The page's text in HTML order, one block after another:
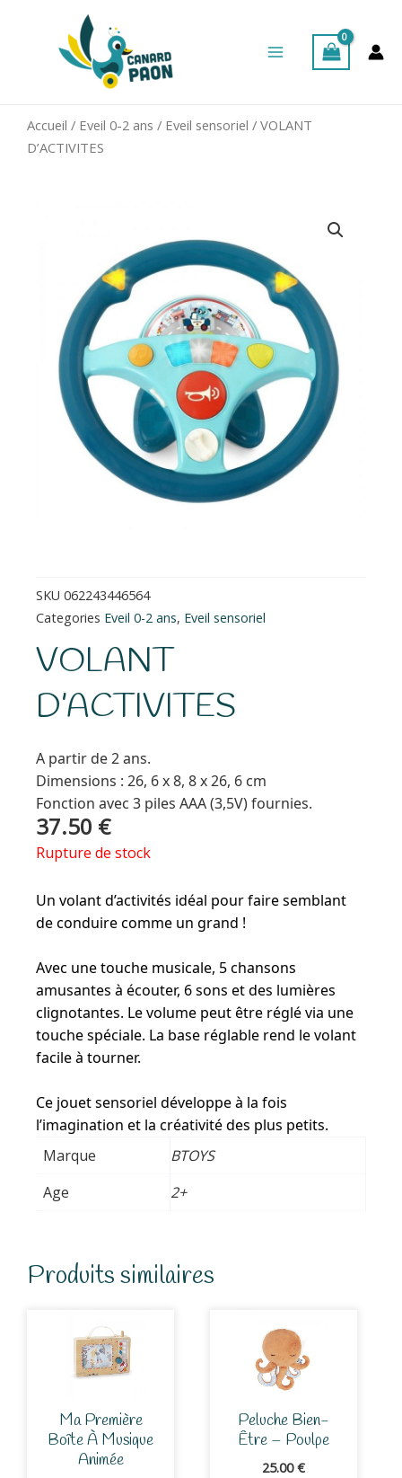
Menu
Accueil / Eveil 0-2 ans / Eveil sensoriel / VOLANT
D’ACTIVITES
SKU 062243446564
Categories Eveil 0-2 ans, Eveil sensoriel
VOLANT
D’ACTIVITES
A partir de 2 ans.
Dimensions : 26, 6 x 8, 8 x 26, 6 cm
Fonction avec 3 piles AAA (3,5V) fournies.
37.50 €
Rupture de stock
Un volant d’activités idéal pour faire semblant
de conduire comme un grand !
Avec une touche musicale, 5 chansons
amusantes à écouter, 6 sons et des lumières
clignotantes. Le volume peut être réglé via une
touche spéciale. La base réglable rend le volant
facile à tourner.
Ce jouet sensoriel développe à la fois
l’imagination et la créativité des plus petits.
Marque
BTOYS
Age
2+
Produits similaires
Ma Première
Boîte À Musique
Animée
Peluche Bien-
Être – Poulpe
25.00€